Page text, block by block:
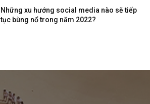
Những xu hướng social media nào sẽ tiếp
tục bùng nổ trong năm 2022?